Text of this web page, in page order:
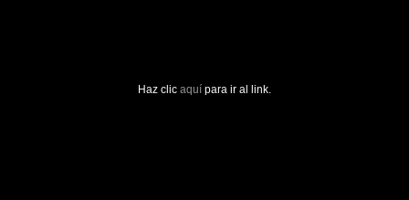
Haz clic aquí para ir al link.